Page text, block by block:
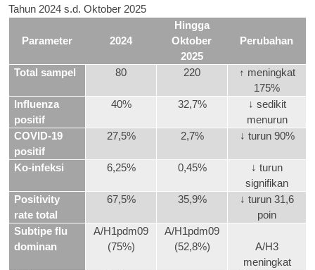
Tahun 2024 s.d. Oktober 2025
Parameter 2024
Hingga
Oktober
2025
Perubahan
Total sampel 80 220
↑ meningkat
175%
Influenza
positif
40% 32,7%
↓ sedikit
menurun
COVID-19
positif
27,5% 2,7% ↓ turun 90%
Ko-infeksi 6,25% 0,45%
↓ turun
signifikan
Positivity
rate total
67,5% 35,9%
↓ turun 31,6
poin
Subtipe flu
dominan
A/H1pdm09
(75%)
A/H1pdm09
(52,8%)
A/H3
meningkat